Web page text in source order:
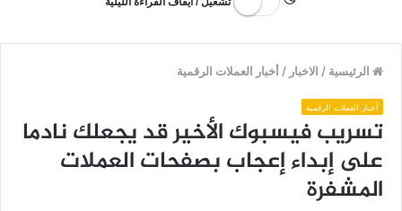
الرئيسية / الاخبار /أخبار العملات الرقمية
أخبار العملات الرقمية
تسريب فيسبوك الأخير قد يجعلك نادما
على إبداء إعجاب بصفحات العملات
المشفرة